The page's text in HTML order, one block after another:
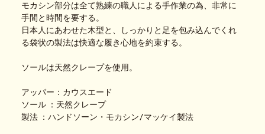
モカシン部分は全て熟練の職人による手作業の為、非常に
手間と時間を要する。
日本人にあわせた木型と、しっかりと足を包み込んでくれ
る袋状の製法は快適な履き心地を約束する。
ソールは天然クレープを使用。
アッパー：カウスエード
ソール ：天然クレープ
製法 ：ハンドソーン・モカシン/マッケイ製法